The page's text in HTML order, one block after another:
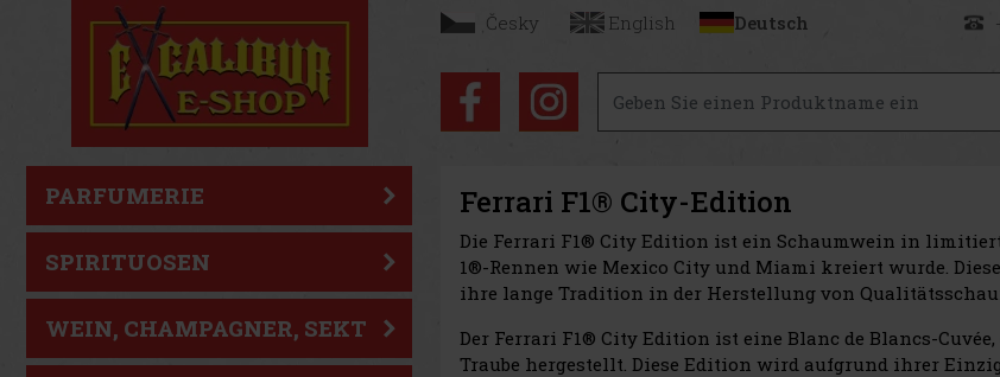
Česky English Deutsch
PARFUMERIE
SPIRITUOSEN
WEIN, CHAMPAGNER, SEKT
Ferrari F1® City-Edition
Die Ferrari F1® City Edition ist ein Schaumwein in
1®-Rennen wie Mexico City und Miami kreiert wurde.
ihre lange Tradition in der Herstellung von
Der Ferrari F1® City Edition ist eine Blanc de Blancs-
Traube hergestellt. Diese Edition wird aufgrund ihrer